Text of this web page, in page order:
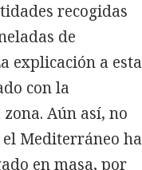
recogidas
de
explicación a esta
con la
Aún así, no
Mediterráneo ha
en masa, por